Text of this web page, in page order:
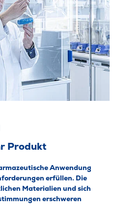
Produkt
Anwendung
erfüllen. Die
Materialien und sich
erschweren